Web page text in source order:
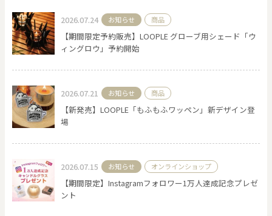
お買い物ガイド
2026.07.24 お知らせ 商品
【期間限定予約販売】LOOPLE グローブ用シェード「ウ
ィングロウ」予約開始
2026.07.21 お知らせ 商品
【新発売】LOOPLE「もふもふワッペン」新デザイン登
場
2026.07.15 お知らせ オンラインショップ
【期間限定】Instagramフォロワー1万人達成記念プレゼ
ント